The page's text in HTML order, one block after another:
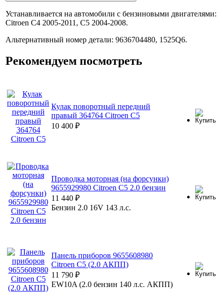
Устанавливается на автомобили с бензиновыми двигателями:
Citroen C4 2005-2011, C5 2004-2008.
Альтернативный номер детали: 9636704480, 1525Q6.
Рекомендуем посмотреть
Кулак поворотный передний
правый 364764 Citroen C5
10 400 ₽
Проводка моторная (на форсунки)
9655929980 Citroen C5 2.0 бензин
11 440 ₽
Бензин 2.0 16V 143 л.с.
Панель приборов 9655608980
Citroen C5 (2.0 АКПП)
11 790 ₽
EW10A (2.0 бензин 140 л.с. АКПП)